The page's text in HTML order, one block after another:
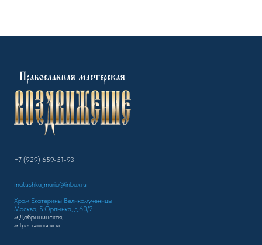
+7 (929) 659-51-93
matushka_maria@inbox.ru
Храм Екатерины Великомученицы
Москва, Б.Ордынка, д.60/2
м.Добрынинская,
м.Третьяковская